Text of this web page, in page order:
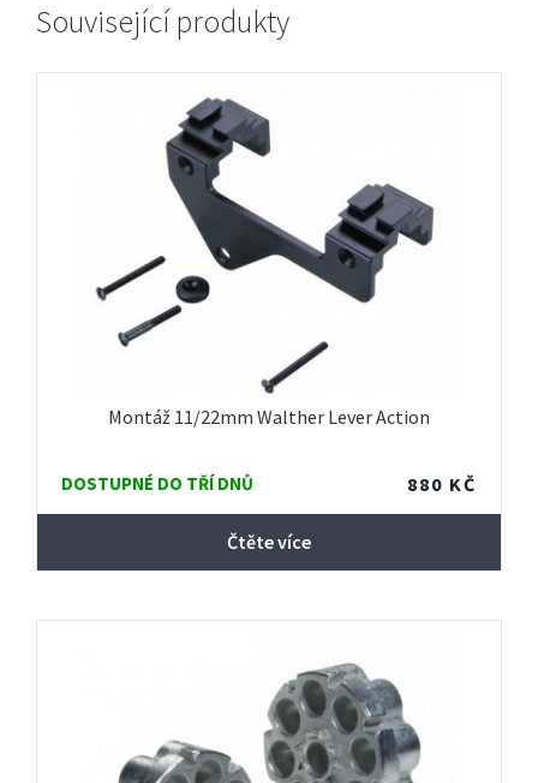
Související produkty
Montáž 11/22mm Walther Lever Action
DOSTUPNÉ DO TŘÍ DNŮ 880 KČ
Čtěte více